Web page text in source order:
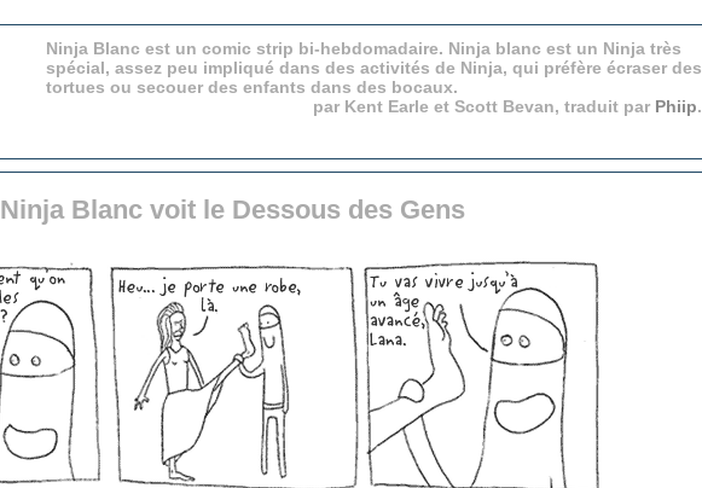
Ninja Blanc est un comic strip bi-hebdomadaire. Ninja blanc est un Ninja très
spécial, assez peu impliqué dans des activités de Ninja, qui préfère écraser des
tortues ou secouer des enfants dans des bocaux.
par Kent Earle et Scott Bevan, traduit par Phiip.
Ninja Blanc voit le Dessous des Gens